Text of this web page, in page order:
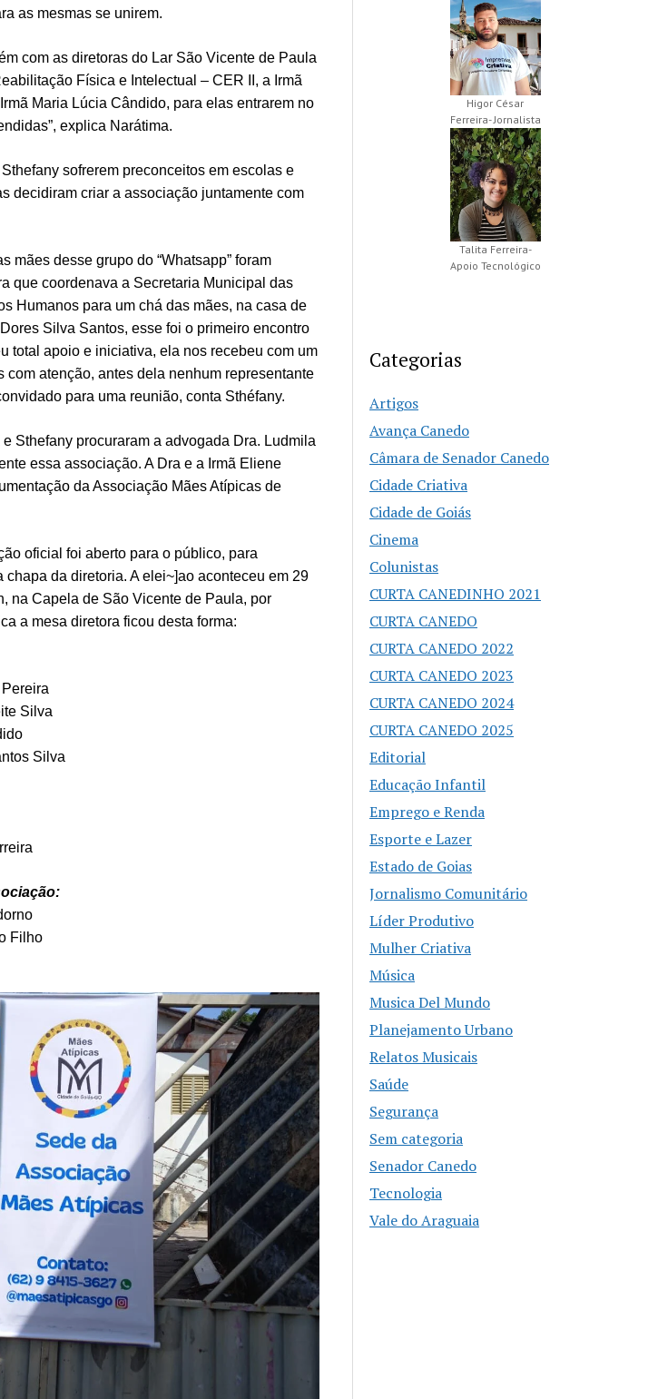
as mesmas se unirem.
com as diretoras do Lar São Vicente de Paula
Física e Intelectual – CER II, a Irmã
Maria Lúcia Cândido, para elas entrarem no
explica Narátima.
sofrerem preconceitos em escolas e
decidiram criar a associação juntamente com
mães desse grupo do “Whatsapp” foram
que coordenava a Secretaria Municipal das
Humanos para um chá das mães, na casa de
Silva Santos, esse foi o primeiro encontro
total apoio e iniciativa, ela nos recebeu com um
com atenção, antes dela nenhum representante
para uma reunião, conta Sthéfany.
Sthefany procuraram a advogada Dra. Ludmila
essa associação. A Dra e a Irmã Eliene
da Associação Mães Atípicas de
oficial foi aberto para o público, para
da diretoria. A elei~]ao aconteceu em 29
na Capela de São Vicente de Paula, por
a mesa diretora ficou desta forma:
Silva
Silva
Filho
Higor César
Ferreira- Jornalista
Talita Ferreira-
Apoio Tecnológico
Categorias
Artigos
Avança Canedo
Câmara de Senador Canedo
Cidade Criativa
Cidade de Goiás
Cinema
Colunistas
CURTA CANEDINHO 2021
CURTA CANEDO
CURTA CANEDO 2022
CURTA CANEDO 2023
CURTA CANEDO 2024
CURTA CANEDO 2025
Editorial
Educação Infantil
Emprego e Renda
Esporte e Lazer
Estado de Goias
Jornalismo Comunitário
Líder Produtivo
Mulher Criativa
Música
Musica Del Mundo
Planejamento Urbano
Relatos Musicais
Saúde
Segurança
Sem categoria
Senador Canedo
Tecnologia
Vale do Araguaia